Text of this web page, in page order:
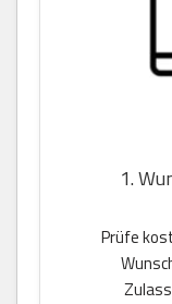
1.
Prüfe